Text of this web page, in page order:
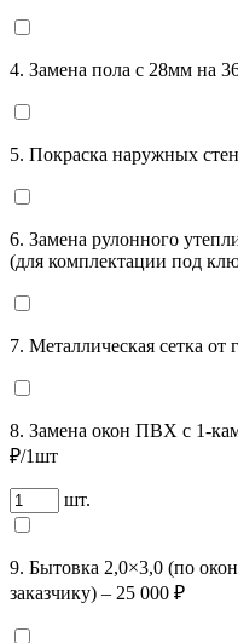
4. Замена пола с 28мм на
5. Покраска наружных
6. Замена рулонного
(для комплектации под
7. Металлическая сетка
8. Замена окон ПВХ с 1-
₽/1шт
шт.
9. Бытовка 2,0×3,0 (по
заказчику) – 25 000 ₽